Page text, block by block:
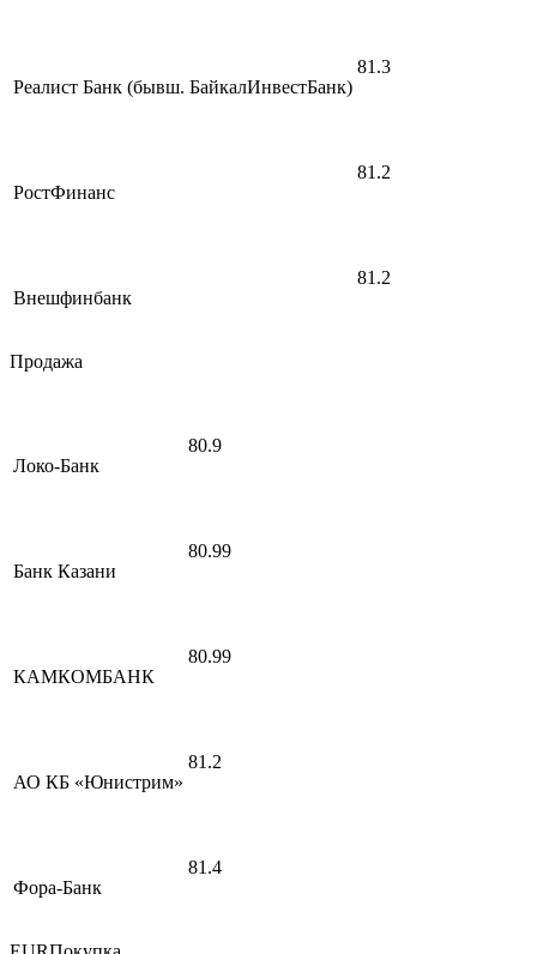
Реалист Банк (бывш. БайкалИнвестБанк)
81.3
РостФинанс
81.2
Внешфинбанк
81.2
Продажа
Локо-Банк
80.9
Банк Казани
80.99
КАМКОМБАНК
80.99
АО КБ «Юнистрим»
81.2
Фора-Банк
81.4